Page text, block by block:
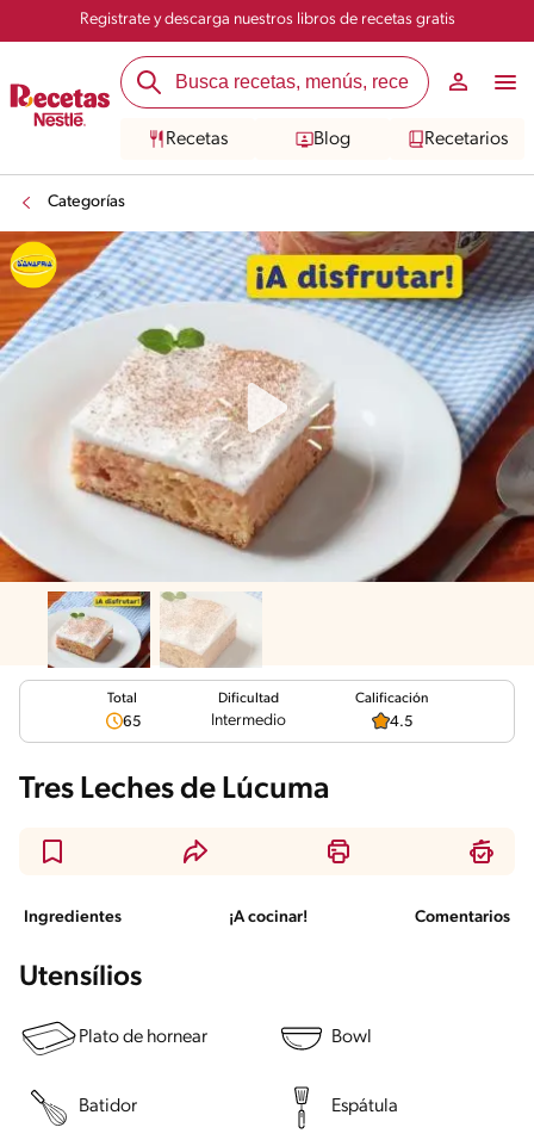
Registrate y descarga nuestros libros de recetas gratis
Recetas Blog Recetarios
Categorías
Total
65
Dificultad
Intermedio
Calificación
4.5
Tres Leches de Lúcuma
Ingredientes ¡A cocinar! Comentarios
Utensílios
Plato de hornear Bowl
Batidor Espátula